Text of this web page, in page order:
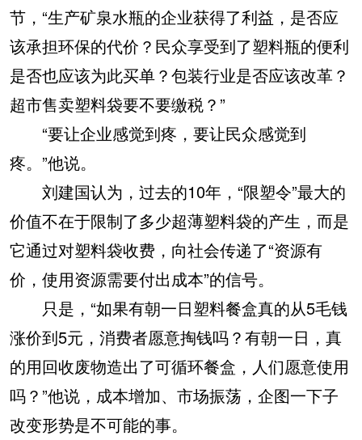
节，“生产矿泉水瓶的企业获得了利益，是否应
该承担环保的代价？民众享受到了塑料瓶的便利
是否也应该为此买单？包装行业是否应该改革？
超市售卖塑料袋要不要缴税？”
“要让企业感觉到疼，要让民众感觉到
疼。”他说。
刘建国认为，过去的10年，“限塑令”最大的
价值不在于限制了多少超薄塑料袋的产生，而是
它通过对塑料袋收费，向社会传递了“资源有
价，使用资源需要付出成本”的信号。
只是，“如果有朝一日塑料餐盒真的从5毛钱
涨价到5元，消费者愿意掏钱吗？有朝一日，真
的用回收废物造出了可循环餐盒，人们愿意使用
吗？”他说，成本增加、市场振荡，企图一下子
改变形势是不可能的事。